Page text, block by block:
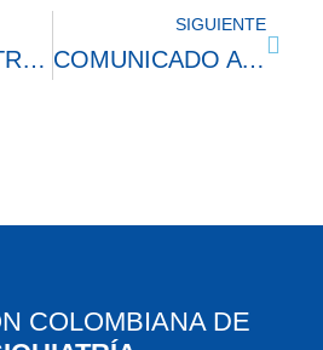
1ER ENCUENTRO DE RESIDENTES
SIGUIENTE
COMUNICADO A LA OPINIÓN PÚBLICA – SALUD MENTAL EN NIÑOS, NIÑAS Y ADOLESCENTES
COLOMBIANA DE